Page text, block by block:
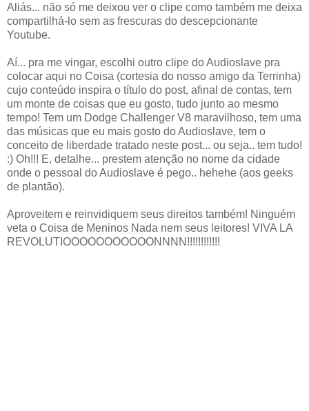
Aliás... não só me deixou ver o clipe como também me deixa
compartilhá-lo sem as frescuras do descepcionante
Youtube.
Aí... pra me vingar, escolhi outro clipe do Audioslave pra
colocar aqui no Coisa (cortesia do nosso amigo da Terrinha)
cujo conteúdo inspira o título do post, afinal de contas, tem
um monte de coisas que eu gosto, tudo junto ao mesmo
tempo! Tem um Dodge Challenger V8 maravilhoso, tem uma
das músicas que eu mais gosto do Audioslave, tem o
conceito de liberdade tratado neste post... ou seja.. tem tudo!
:) Oh!!! E, detalhe... prestem atenção no nome da cidade
onde o pessoal do Audioslave é pego.. hehehe (aos geeks
de plantão).
Aproveitem e reinvidiquem seus direitos também! Ninguém
veta o Coisa de Meninos Nada nem seus leitores! VIVA LA
REVOLUTIOOOOOOOOOOONNNN!!!!!!!!!!!!